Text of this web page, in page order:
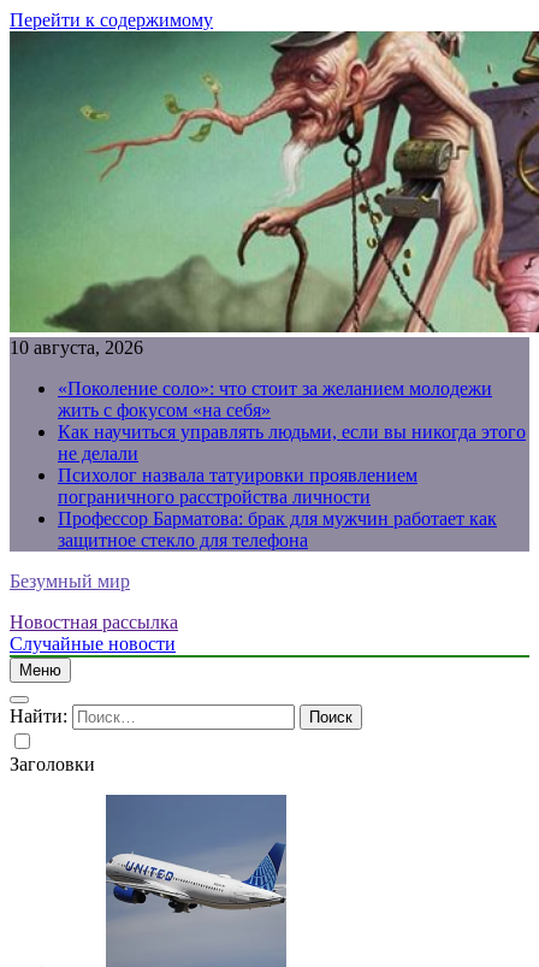
Перейти к содержимому
10 августа, 2026
«Поколение соло»: что стоит за желанием молодежи
жить с фокусом «на себя»
Как научиться управлять людьми, если вы никогда этого
не делали
Психолог назвала татуировки проявлением
пограничного расстройства личности
Профессор Барматова: брак для мужчин работает как
защитное стекло для телефона
Безумный мир
Новостная рассылка
Случайные новости
Меню
Найти:
Заголовки